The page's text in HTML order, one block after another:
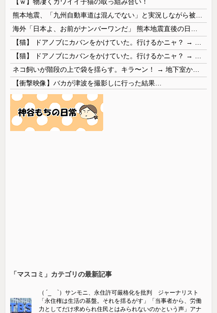
【衝撃映像】バカが津波を撮影しに行った結果…
「マスコミ」カテゴリの最新記事
（ ´_ゝ`）サンモニ、永住許可厳格化を批判 ジャーナリスト
「永住権は生活の基盤。それを揺るがす」「当事者から、労働
力としてだけ求められ住民とはみられないのかという声」アナ